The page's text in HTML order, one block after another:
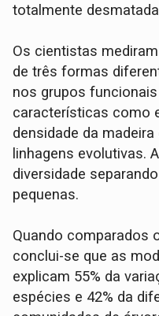
totalmente
Os cientistas
de três formas
nos grupos
características como
densidade da
linhagens evolutivas.
diversidade
pequenas.
Quando comparados
conclui-se que as
explicam 55% da
espécies e 42% da